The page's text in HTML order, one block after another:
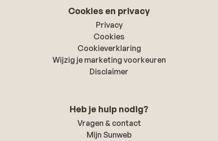
Cookies en privacy
Privacy
Cookies
Cookieverklaring
Wijzig je marketing voorkeuren
Disclaimer
Heb je hulp nodig?
Vragen & contact
Mijn Sunweb